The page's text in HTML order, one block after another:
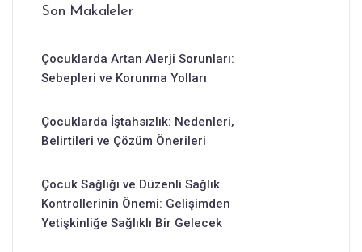
Son Makaleler
Çocuklarda Artan Alerji Sorunları:
Sebepleri ve Korunma Yolları
Çocuklarda İştahsızlık: Nedenleri,
Belirtileri ve Çözüm Önerileri
Çocuk Sağlığı ve Düzenli Sağlık
Kontrollerinin Önemi: Gelişimden
Yetişkinliğe Sağlıklı Bir Gelecek